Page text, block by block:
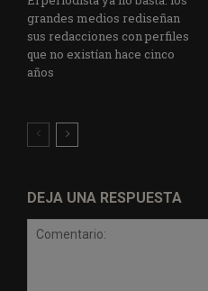
grandes medios rediseñan
sus redacciones con perfiles
que no existían hace cinco
años
DEJA UNA RESPUESTA